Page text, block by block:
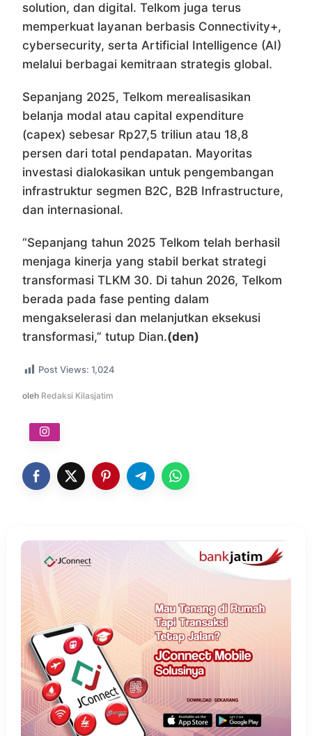
solution, dan digital. Telkom juga terus
memperkuat layanan berbasis Connectivity+,
cybersecurity, serta Artificial Intelligence (AI)
melalui berbagai kemitraan strategis global.
Sepanjang 2025, Telkom merealisasikan
belanja modal atau capital expenditure
(capex) sebesar Rp27,5 triliun atau 18,8
persen dari total pendapatan. Mayoritas
investasi dialokasikan untuk pengembangan
infrastruktur segmen B2C, B2B Infrastructure,
dan internasional.
“Sepanjang tahun 2025 Telkom telah berhasil
menjaga kinerja yang stabil berkat strategi
transformasi TLKM 30. Di tahun 2026, Telkom
berada pada fase penting dalam
mengakselerasi dan melanjutkan eksekusi
transformasi,” tutup Dian.(den)
Post Views: 1,024
oleh Redaksi Kilasjatim